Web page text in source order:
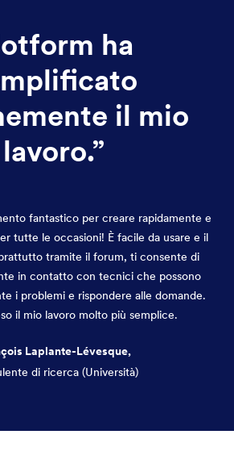
ha
il mio
lavoro.”
fantastico per creare rapidamente e
tutte le occasioni! È facile da usare e il
tramite il forum, ti consente di
in contatto con tecnici che possono
i problemi e rispondere alle domande.
il mio lavoro molto più semplice.
Laplante-Lévesque,
di ricerca (Università)